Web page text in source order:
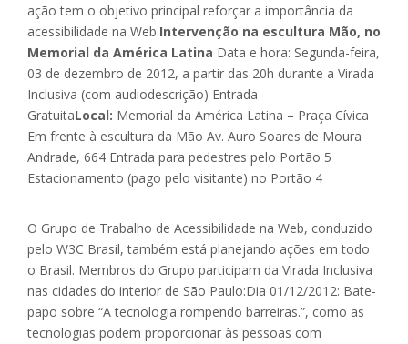
ação tem o objetivo principal reforçar a importância da
acessibilidade na Web.Intervenção na escultura Mão, no
Memorial da América Latina Data e hora: Segunda-feira,
03 de dezembro de 2012, a partir das 20h durante a Virada
Inclusiva (com audiodescrição) Entrada
GratuitaLocal: Memorial da América Latina – Praça Cívica
Em frente à escultura da Mão Av. Auro Soares de Moura
Andrade, 664 Entrada para pedestres pelo Portão 5
Estacionamento (pago pelo visitante) no Portão 4
O Grupo de Trabalho de Acessibilidade na Web, conduzido
pelo W3C Brasil, também está planejando ações em todo
o Brasil. Membros do Grupo participam da Virada Inclusiva
nas cidades do interior de São Paulo:Dia 01/12/2012: Bate-
papo sobre “A tecnologia rompendo barreiras.”, como as
tecnologias podem proporcionar às pessoas com